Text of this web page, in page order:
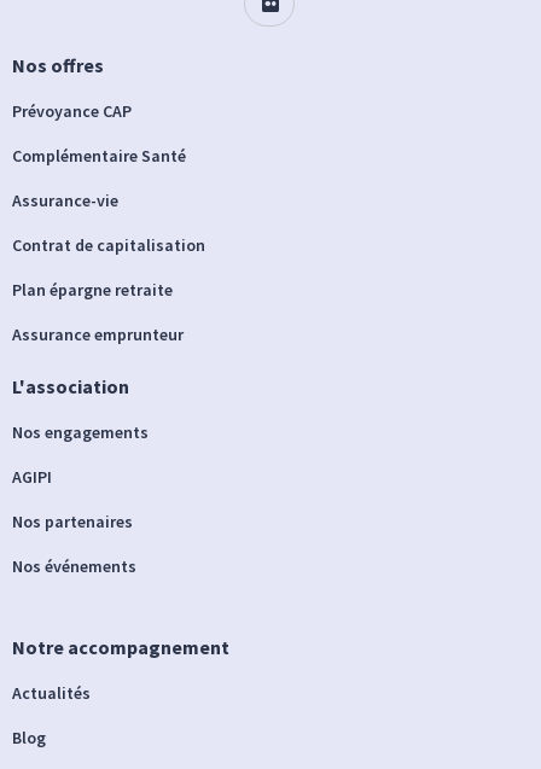
Nos offres
Prévoyance CAP
Complémentaire Santé
Assurance-vie
Contrat de capitalisation
Plan épargne retraite
Assurance emprunteur
L'association
Nos engagements
AGIPI
Nos partenaires
Nos événements
Notre accompagnement
Actualités
Blog